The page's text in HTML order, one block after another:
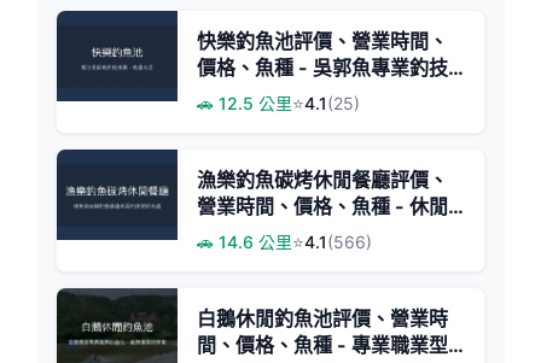
快樂釣魚池評價、營業時間、
價格、魚種 - 吳郭魚專業釣技
🚗 12.5 公里⭐4.1(25)
漁樂釣魚碳烤休閒餐廳評價、
營業時間、價格、魚種 - 休閒
釣魚與美味烤魚體驗
🚗 14.6 公里⭐4.1(566)
白鵝休閒釣魚池評價、營業時
間、價格、魚種 - 專業職業型